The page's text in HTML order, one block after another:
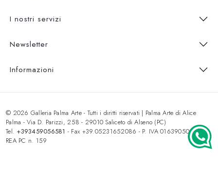
I nostri servizi
Newsletter
Informazioni
© 2026 Galleria Palma Arte - Tutti i diritti riservati | Palma Arte di Alice
Palma - Via D. Parizzi, 258 - 29010 Saliceto di Alseno (PC)
Tel. +393459056581 - Fax +39.05231652086 - P. IVA 01639050333 -
REA PC n. 159